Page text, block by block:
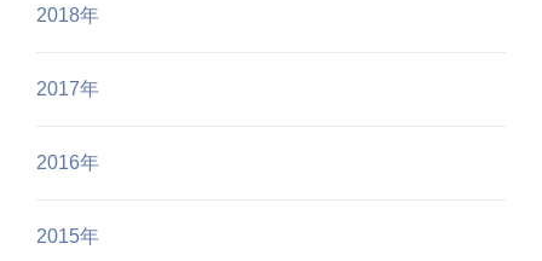
2018年
2017年
2016年
2015年